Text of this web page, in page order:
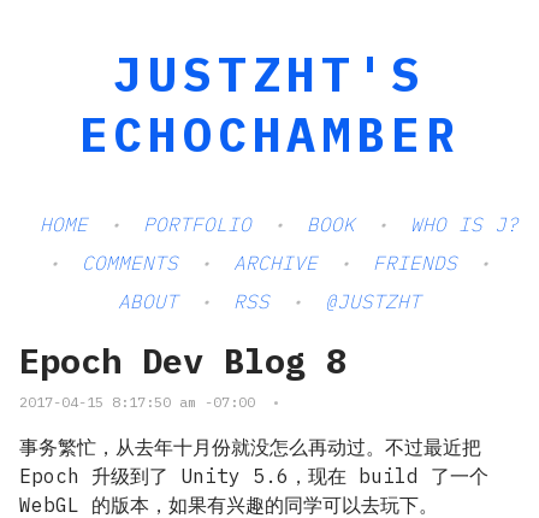
JUSTZHT'S
ECHOCHAMBER
HOME PORTFOLIO BOOK
WHO IS J?
COMMENTS
ARCHIVE
FRIENDS
ABOUT
RSS @JUSTZHT
Epoch Dev Blog 8
2017-04-15 8:17:50 am -07:00 •
事务繁忙，从去年十月份就没怎么再动过。不过最近把
Epoch 升级到了 Unity 5.6，现在 build 了一个
WebGL 的版本，如果有兴趣的同学可以去玩下。